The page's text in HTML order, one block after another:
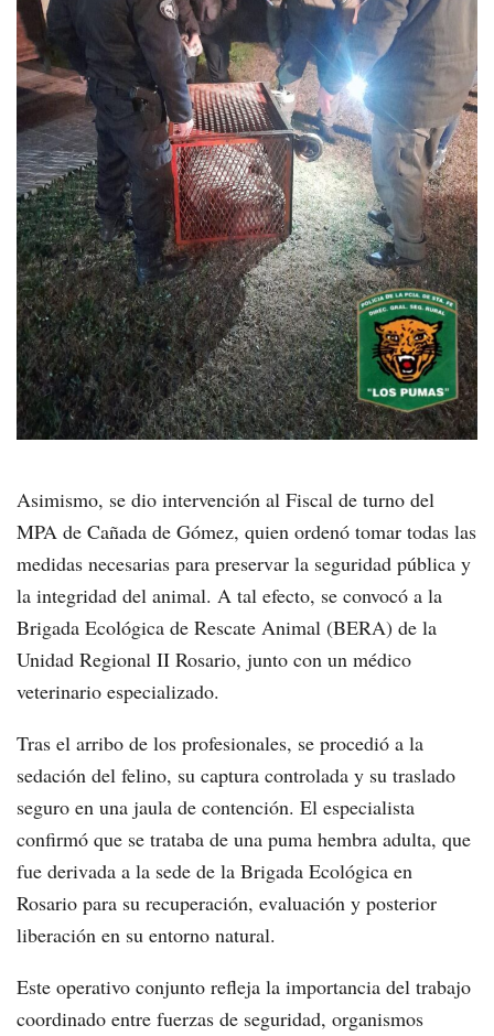
Asimismo, se dio intervención al Fiscal de turno del
MPA de Cañada de Gómez, quien ordenó tomar todas las
medidas necesarias para preservar la seguridad pública y
la integridad del animal. A tal efecto, se convocó a la
Brigada Ecológica de Rescate Animal (BERA) de la
Unidad Regional II Rosario, junto con un médico
veterinario especializado.
Tras el arribo de los profesionales, se procedió a la
sedación del felino, su captura controlada y su traslado
seguro en una jaula de contención. El especialista
confirmó que se trataba de una puma hembra adulta, que
fue derivada a la sede de la Brigada Ecológica en
Rosario para su recuperación, evaluación y posterior
liberación en su entorno natural.
Este operativo conjunto refleja la importancia del trabajo
coordinado entre fuerzas de seguridad, organismos